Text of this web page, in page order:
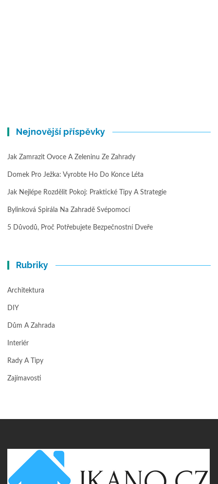
Nejnovější příspěvky
Jak Zamrazit Ovoce A Zeleninu Ze Zahrady
Domek Pro Ježka: Vyrobte Ho Do Konce Léta
Jak Nejlépe Rozdělit Pokoj: Praktické Tipy A Strategie
Bylinková Spirála Na Zahradě Svépomocí
5 Důvodů, Proč Potřebujete Bezpečnostní Dveře
Rubriky
Architektura
DIY
Dům A Zahrada
Interiér
Rady A Tipy
Zajímavosti